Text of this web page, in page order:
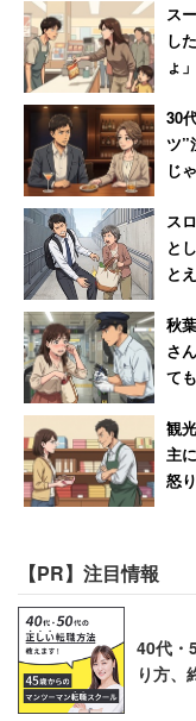
ス
し
ょ
30
ツ
じ
ス
と
と
秋
さ
て
観
主
怒
【PR】注目情報
40代・
り方、